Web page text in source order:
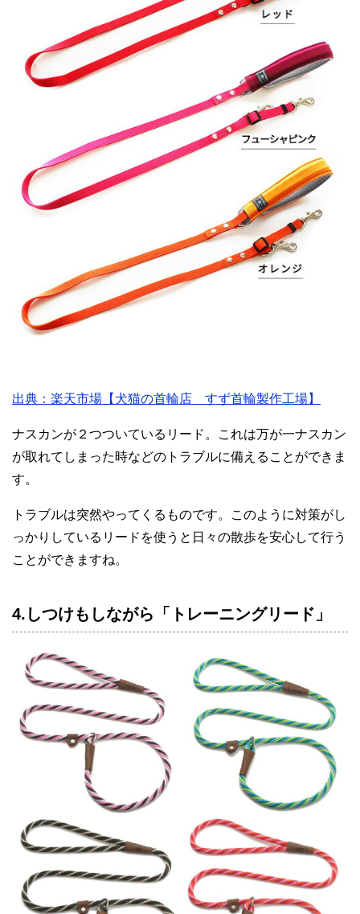
出典：楽天市場【犬猫の首輪店 すず首輪製作工場】
ナスカンが２つついているリード。これは万が一ナスカン
が取れてしまった時などのトラブルに備えることができま
す。
トラブルは突然やってくるものです。このように対策がし
っかりしているリードを使うと日々の散歩を安心して行う
ことができますね。
4.しつけもしながら「トレーニングリード」